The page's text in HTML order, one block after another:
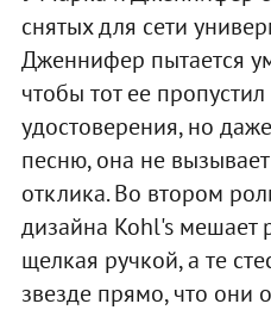
снятых для сети
Дженнифер пытается
чтобы тот ее
удостоверения, но
песню, она не
отклика. Во втором
дизайна Kohl's мешает
щелкая ручкой, а те
звезде прямо, что они